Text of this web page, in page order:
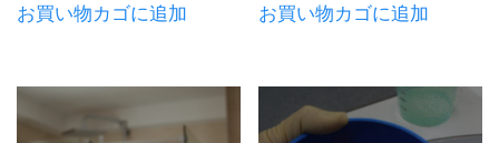
お買い物カゴに追加 お買い物カゴに追加